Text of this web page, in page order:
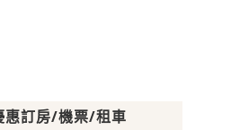
惠訂房/機票/租車